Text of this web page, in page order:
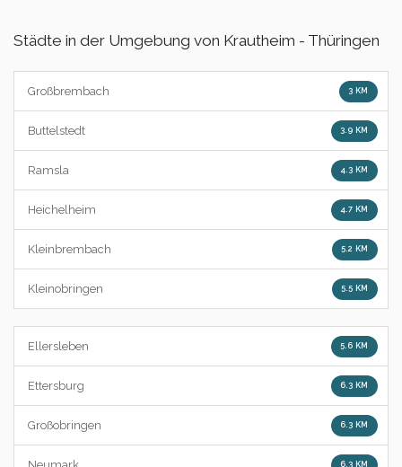
Städte in der Umgebung von Krautheim - Thüringen
Großbrembach 3 KM
Buttelstedt 3.9 KM
Ramsla 4.3 KM
Heichelheim 4.7 KM
Kleinbrembach 5.2 KM
Kleinobringen 5.5 KM
Ellersleben 5.6 KM
Ettersburg 6.3 KM
Großobringen 6.3 KM
6.3 KM